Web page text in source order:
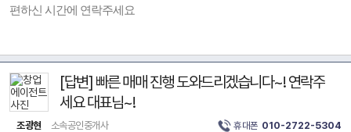
편하신 시간에 연락주세요
[답변] 빠른 매매 진행 도와드리겠습니다~! 연락주
세요 대표님~!
조광현 소속공인중개사 휴대폰 010-2722-5304